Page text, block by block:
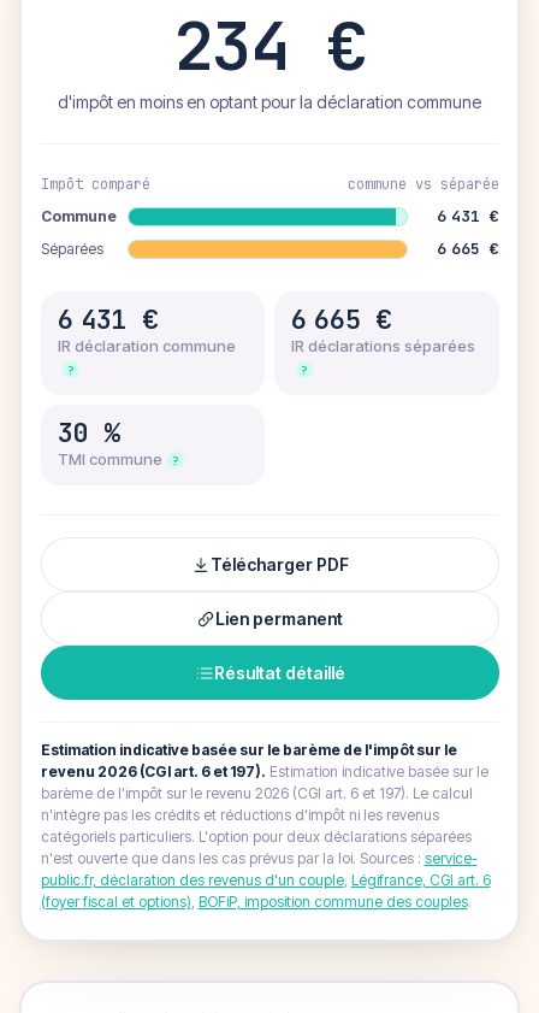
234 €
d'impôt en moins en optant pour la déclaration commune
Impôt comparé commune vs séparée
Commune 6 431 €
Séparées 6 665 €
6 431 €
IR déclaration commune
?
6 665 €
IR déclarations séparées
?
30 %
TMI commune ?
Télécharger PDF
Lien permanent
Résultat détaillé
Estimation indicative basée sur le barème de l'impôt sur le
revenu 2026 (CGI art. 6 et 197). Estimation indicative basée sur le
barème de l'impôt sur le revenu 2026 (CGI art. 6 et 197). Le calcul
n'intègre pas les crédits et réductions d'impôt ni les revenus
catégoriels particuliers. L'option pour deux déclarations séparées
n'est ouverte que dans les cas prévus par la loi. Sources : service-
public.fr, déclaration des revenus d'un couple, Légifrance, CGI art. 6
(foyer fiscal et options), BOFiP, imposition commune des couples.